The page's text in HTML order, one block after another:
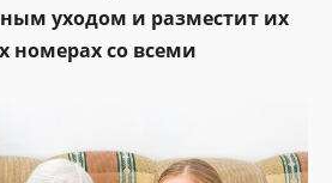
уходом и разместит их
номерах со всеми